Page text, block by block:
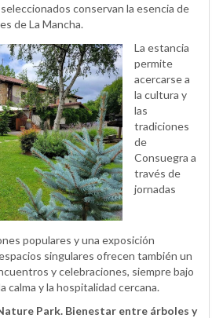
conservan la esencia de
de La Mancha.
La estancia
permite
acercarse a
la cultura y
las
tradiciones
de
Consuegra a
través de
jornadas
populares y una exposición
singulares ofrecen también un
y celebraciones, siempre bajo
calma y la hospitalidad cercana.
Park. Bienestar entre árboles y